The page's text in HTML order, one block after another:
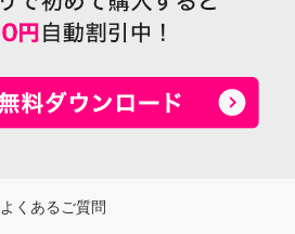
よくあるご質問